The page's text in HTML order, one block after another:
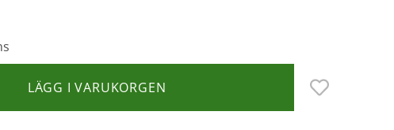
LÄGG I VARUKORGEN